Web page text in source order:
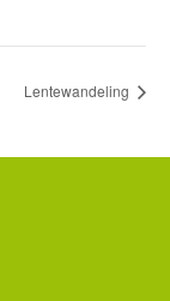
Lentewandeling